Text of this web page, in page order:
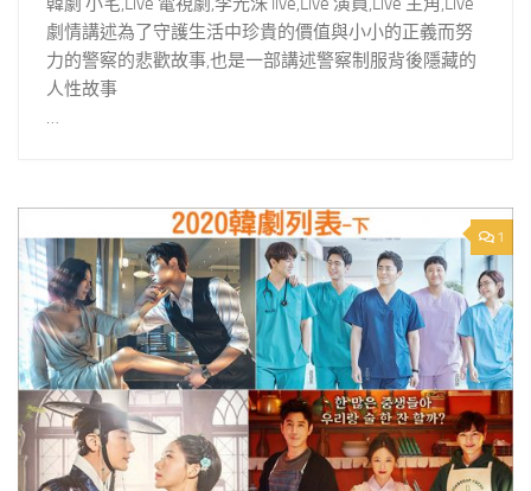
劇情講述為了守護生活中珍貴的價值與小小的正義而努
力的警察的悲歡故事,也是一部講述警察制服背後隱藏的
人性故事
…
1